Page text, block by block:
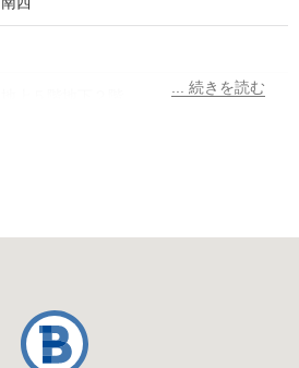
1億5,980万円
0円